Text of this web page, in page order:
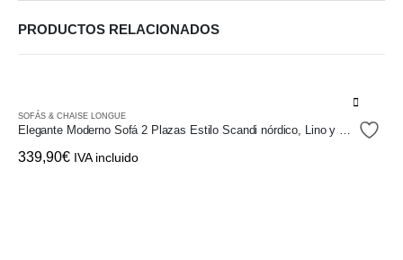
PRODUCTOS RELACIONADOS
SOFÁS & CHAISE LONGUE
Elegante Moderno Sofá 2 Plazas Estilo Scandi nórdico, Lino y Hevea
339,90€ IVA incluido